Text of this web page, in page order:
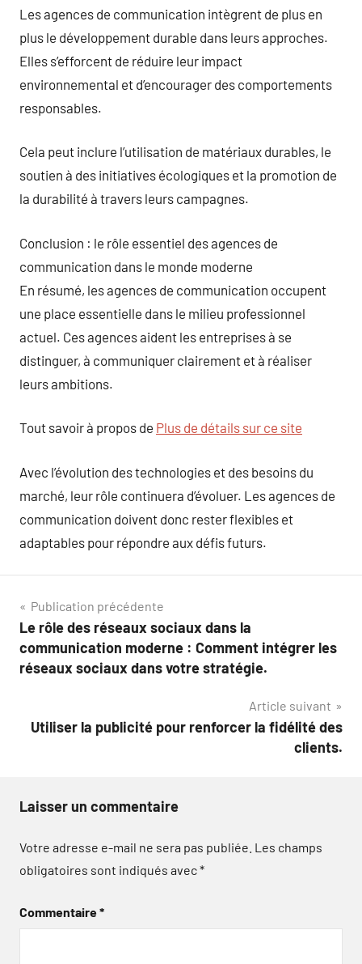
Les agences de communication intègrent de plus en
plus le développement durable dans leurs approches.
Elles s’efforcent de réduire leur impact
environnemental et d’encourager des comportements
responsables.
Cela peut inclure l’utilisation de matériaux durables, le
soutien à des initiatives écologiques et la promotion de
la durabilité à travers leurs campagnes.
Conclusion : le rôle essentiel des agences de
communication dans le monde moderne
En résumé, les agences de communication occupent
une place essentielle dans le milieu professionnel
actuel. Ces agences aident les entreprises à se
distinguer, à communiquer clairement et à réaliser
leurs ambitions.
Tout savoir à propos de Plus de détails sur ce site
Avec l’évolution des technologies et des besoins du
marché, leur rôle continuera d’évoluer. Les agences de
communication doivent donc rester flexibles et
adaptables pour répondre aux défis futurs.
Navigation
de
l’article
Publication précédente
Le rôle des réseaux sociaux dans la
communication moderne : Comment intégrer les
réseaux sociaux dans votre stratégie.
Article suivant
Utiliser la publicité pour renforcer la fidélité des
clients.
Laisser un commentaire
Votre adresse e-mail ne sera pas publiée. Les champs
obligatoires sont indiqués avec*
Commentaire*